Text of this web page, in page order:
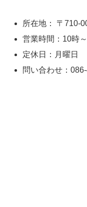
所在地： 〒710-
営業時間：10時
定休日：月曜日
問い合わせ：